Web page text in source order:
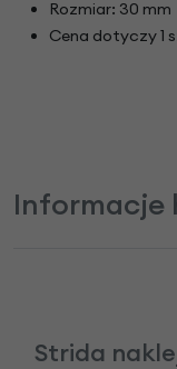
Rozmiar: 30 mm
Cena dotyczy 1
Informacje
Strida